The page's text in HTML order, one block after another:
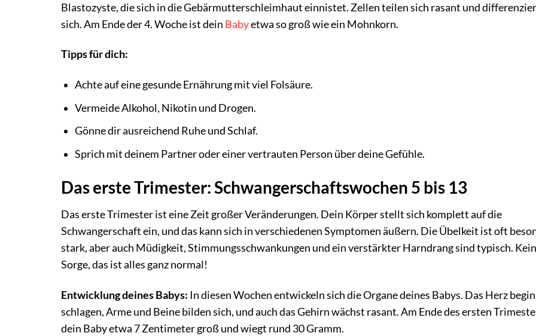
Blastozyste, die sich in die Gebärmutterschleimhaut einnistet. Zellen teilen sich rasant und
sich. Am Ende der 4. Woche ist dein Babyetwa so groß wie ein Mohnkorn.
Tipps für dich:
Achte auf eine gesunde Ernährung mit viel Folsäure.
Vermeide Alkohol, Nikotin und Drogen.
Gönne dir ausreichend Ruhe und Schlaf.
Sprich mit deinem Partner oder einer vertrauten Person über deine Gefühle.
Das erste Trimester: Schwangerschaftswochen 5 bis 13
Das erste Trimester ist eine Zeit großer Veränderungen. Dein Körper stellt sich komplett auf die
Schwangerschaft ein, und das kann sich in verschiedenen Symptomen äußern. Die Übelkeit ist oft
stark, aber auch Müdigkeit, Stimmungsschwankungen und ein verstärkter Harndrang sind typisch.
Sorge, das ist alles ganz normal!
Entwicklung deines Babys: In diesen Wochen entwickeln sich die Organe deines Babys. Das Herz
schlagen, Arme und Beine bilden sich, und auch das Gehirn wächst rasant. Am Ende des ersten
dein Baby etwa 7 Zentimeter groß und wiegt rund 30 Gramm.